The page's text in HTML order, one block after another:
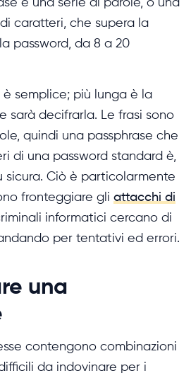
caratteri, che supera la
password, da 8 a 20
è semplice; più lunga è la
sarà decifrarla. Le frasi sono
quindi una passphrase che
di una password standard è,
sicura. Ciò è particolarmente
fronteggiare gli attacchi di
informatici cercano di
per tentativi ed errori.
una
contengono combinazioni
da indovinare per i